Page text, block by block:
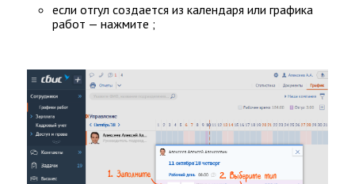
если отгул создается из календаря или графика
работ — нажмите ;